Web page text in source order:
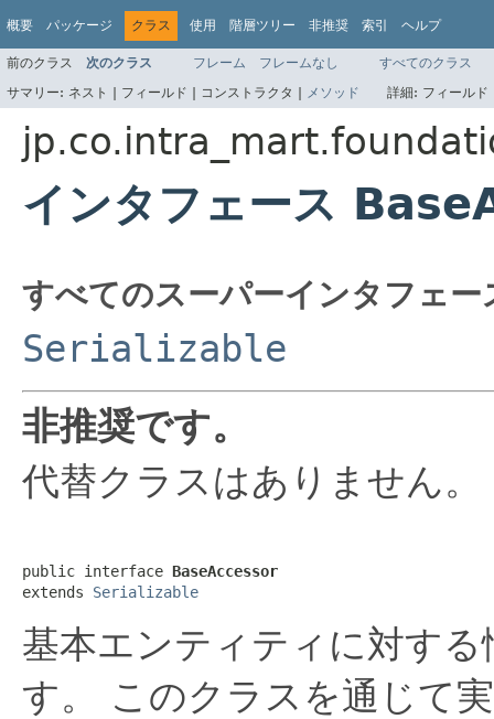
概要 パッケージ クラス 使用 階層ツリー 非推奨 索引 ヘルプ
前のクラス 次のクラス フレーム フレームなし
すべてのクラス
サマリー: ネスト | フィールド | コンストラクタ | メソッド 詳細: フィール
インタフェース
すべてのスーパーインタフェー
Serializable
非推奨です。
代替クラスはありません。
public interface BaseAccessor
extends Serializable
基本エンティティに対す
す。 このクラスを通じて